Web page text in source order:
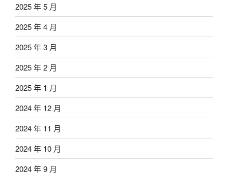
2025 年 5 月
2025 年 4 月
2025 年 3 月
2025 年 2 月
2025 年 1 月
2024 年 12 月
2024 年 11 月
2024 年 10 月
2024 年 9 月